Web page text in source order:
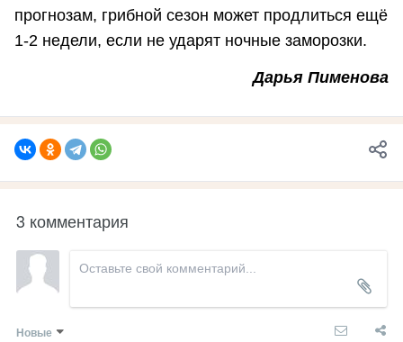
прогнозам, грибной сезон может продлиться ещё
1-2 недели, если не ударят ночные заморозки.
Дарья Пименова
3 комментария
Новые